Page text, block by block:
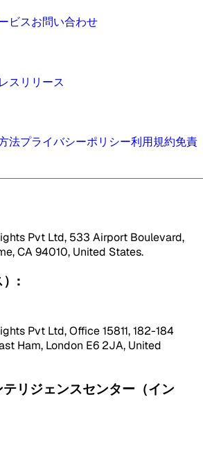
ビスお問い合わせ
スリリース
法プライバシーポリシー利用規約免責
Pvt Ltd, 533 Airport Boulevard,
CA 94010, United States.
）:
Pvt Ltd, Office 15811, 182-184
Ham, London E6 2JA, United
リジェンスセンター（イン